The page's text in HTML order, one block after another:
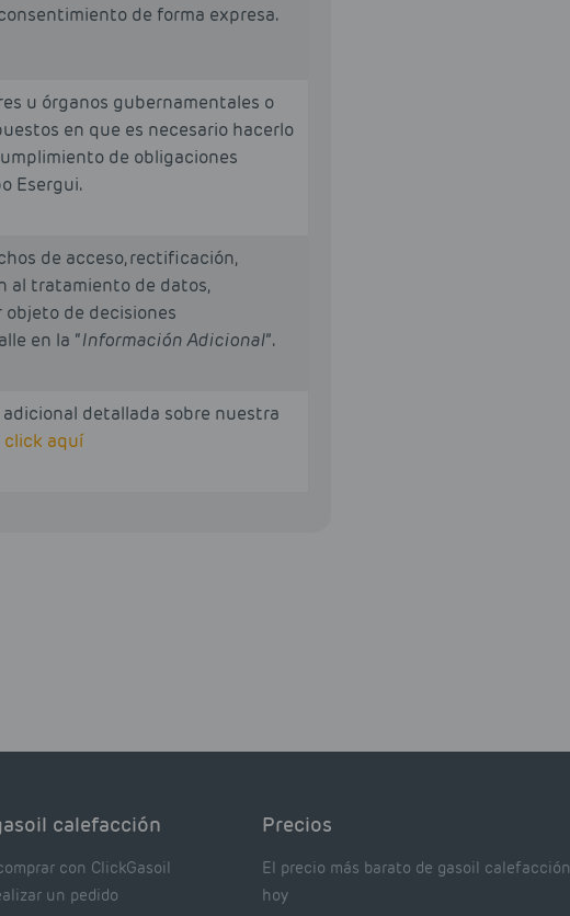
de forma expresa.
u órganos gubernamentales o
en que es necesario hacerlo
de obligaciones
Esergui.
de acceso, rectificación,
al tratamiento de datos,
objeto de decisiones
en la “Información Adicional”.
detallada sobre nuestra
click aquí
calefacción
con ClickGasoil
un pedido
Precios
El precio más barato de gasoil calefacción
hoy